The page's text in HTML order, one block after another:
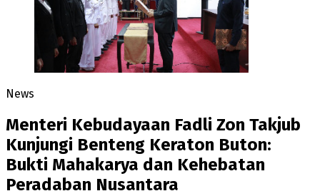
News
Menteri Kebudayaan Fadli Zon Takjub
Kunjungi Benteng Keraton Buton:
Bukti Mahakarya dan Kehebatan
Peradaban Nusantara